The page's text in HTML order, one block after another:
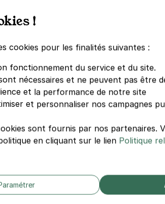
des Bernardins - SAEMES
Germain
Augustins
!
cookies pour les finalités suivantes :
fonctionnement du service et du site.
nécessaires et ne peuvent pas être
et la performance de notre site
et personnaliser nos campagnes
sont fournis par nos partenaires.
en cliquant sur le lien Politique